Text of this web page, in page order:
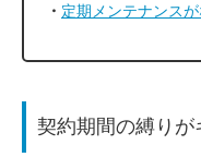
定期メンテナンス
契約期間の縛りが